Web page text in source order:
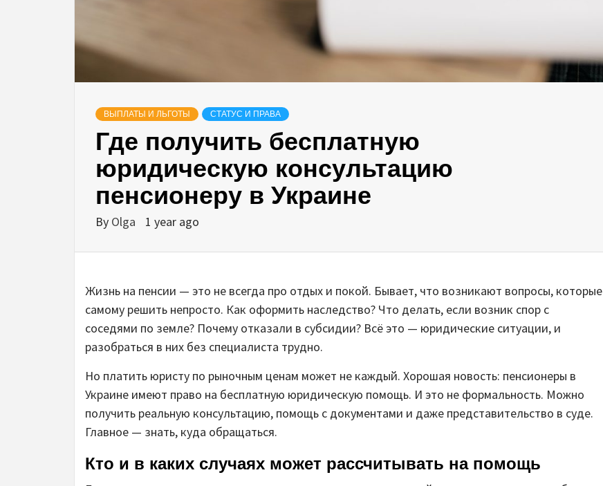
ВЫПЛАТЫ И ЛЬГОТЫ СТАТУС И ПРАВА
Где получить бесплатную
юридическую консультацию
пенсионеру в Украине
By Olga 1 year ago
Жизнь на пенсии — это не всегда про отдых и покой. Бывает, что возникают вопросы, которые
самому решить непросто. Как оформить наследство? Что делать, если возник спор с
соседями по земле? Почему отказали в субсидии? Всё это — юридические ситуации, и
разобраться в них без специалиста трудно.
Но платить юристу по рыночным ценам может не каждый. Хорошая новость: пенсионеры в
Украине имеют право на бесплатную юридическую помощь. И это не формальность. Можно
получить реальную консультацию, помощь с документами и даже представительство в суде.
Главное — знать, куда обращаться.
Кто и в каких случаях может рассчитывать на помощь